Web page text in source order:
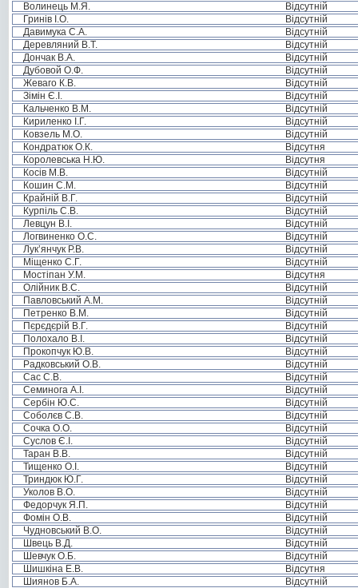
Волинець М.Я.
Відсутній
Гринів І.О.
Відсутній
Давимука С.А.
Відсутній
Деревляний В.Т.
Відсутній
Дончак В.А.
Відсутній
Дубовой О.Ф.
Відсутній
Жеваго К.В.
Відсутній
Зімін Є.І.
Відсутній
Кальченко В.М.
Відсутній
Кириленко І.Г.
Відсутній
Ковзель М.О.
Відсутній
Кондратюк О.К.
Відсутня
Королевська Н.Ю.
Відсутня
Косів М.В.
Відсутній
Кошин С.М.
Відсутній
Крайній В.Г.
Відсутній
Курпіль С.В.
Відсутній
Левцун В.І.
Відсутній
Логвиненко О.С.
Відсутній
Лук’янчук Р.В.
Відсутній
Міщенко С.Г.
Відсутній
Мостіпан У.М.
Відсутня
Олійник В.С.
Відсутній
Павловський А.М.
Відсутній
Петренко В.М.
Відсутній
Пєрєдєрій В.Г.
Відсутній
Полохало В.І.
Відсутній
Прокопчук Ю.В.
Відсутній
Радковський О.В.
Відсутній
Сас С.В.
Відсутній
Семинога А.І.
Відсутній
Сербін Ю.С.
Відсутній
Соболєв С.В.
Відсутній
Сочка О.О.
Відсутній
Суслов Є.І.
Відсутній
Таран В.В.
Відсутній
Тищенко О.І.
Відсутній
Триндюк Ю.Г.
Відсутній
Уколов В.О.
Відсутній
Федорчук Я.П.
Відсутній
Фомін О.В.
Відсутній
Чудновський В.О.
Відсутній
Швець В.Д.
Відсутній
Шевчук О.Б.
Відсутній
Шишкіна Е.В.
Відсутня
Шиянов Б.А.
Відсутній